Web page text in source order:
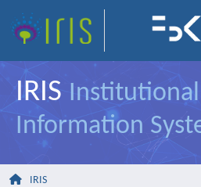
IRIS Institutional
Information
IRIS